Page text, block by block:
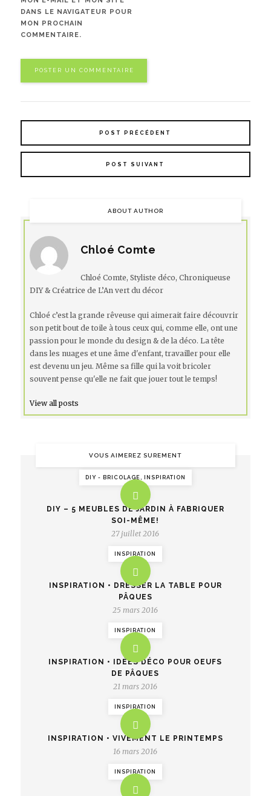
DANS LE NAVIGATEUR POUR
MON PROCHAIN
COMMENTAIRE.
POST PRÉCÉDENT
POST SUIVANT
ABOUT AUTHOR
Chloé Comte
Chloé Comte, Styliste déco, Chroniqueuse
DIY & Créatrice de L’An vert du décor
Chloé c’est la grande rêveuse qui aimerait faire découvrir
son petit bout de toile à tous ceux qui, comme elle, ont une
passion pour le monde du design & de la déco. La tête
dans les nuages et une âme d'enfant, travailler pour elle
est devenu un jeu. Même sa fille qui la voit bricoler
souvent pense qu'elle ne fait que jouer tout le temps!
View all posts
VOUS AIMEREZ SUREMENT
DIY - BRICOLAGE, INSPIRATION
DIY – 5 MEUBLES DE JARDIN À FABRIQUER
SOI-MÊME!
27 juillet 2016
INSPIRATION
INSPIRATION • DRESSER LA TABLE POUR
PÂQUES
25 mars 2016
INSPIRATION
INSPIRATION • IDÉES DÉCO POUR OEUFS
DE PÂQUES
21 mars 2016
INSPIRATION
INSPIRATION • VIVEMENT LE PRINTEMPS
16 mars 2016
INSPIRATION